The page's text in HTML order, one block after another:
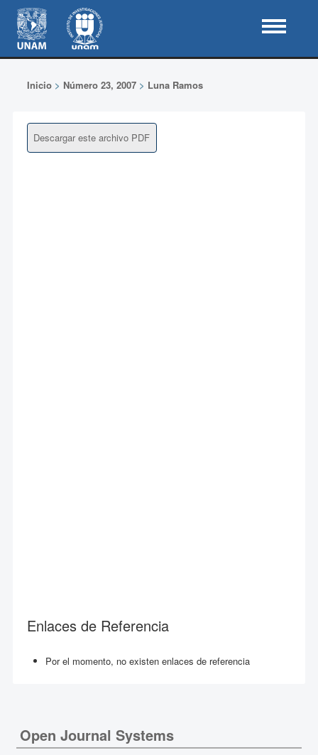
Inicio> Número 23, 2007> Luna Ramos
Descargar este archivo PDF
Enlaces de Referencia
Por el momento, no existen enlaces de referencia
Open Journal Systems